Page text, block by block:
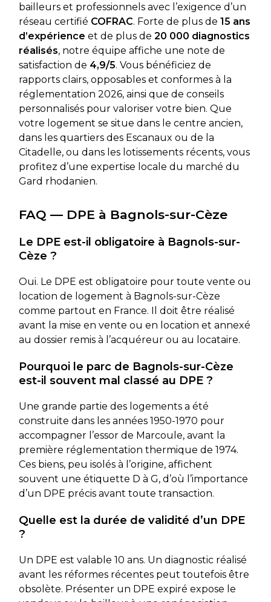
bailleurs et professionnels avec l’exigence d’un
réseau certifié COFRAC. Forte de plus de 15 ans
d’expérience et de plus de 20 000 diagnostics
réalisés, notre équipe affiche une note de
satisfaction de 4,9/5. Vous bénéficiez de
rapports clairs, opposables et conformes à la
réglementation 2026, ainsi que de conseils
personnalisés pour valoriser votre bien. Que
votre logement se situe dans le centre ancien,
dans les quartiers des Escanaux ou de la
Citadelle, ou dans les lotissements récents, vous
profitez d’une expertise locale du marché du
Gard rhodanien.
FAQ — DPE à Bagnols-sur-Cèze
Le DPE est-il obligatoire à Bagnols-sur-
Cèze ?
Oui. Le DPE est obligatoire pour toute vente ou
location de logement à Bagnols-sur-Cèze
comme partout en France. Il doit être réalisé
avant la mise en vente ou en location et annexé
au dossier remis à l’acquéreur ou au locataire.
Pourquoi le parc de Bagnols-sur-Cèze
est-il souvent mal classé au DPE ?
Une grande partie des logements a été
construite dans les années 1950-1970 pour
accompagner l’essor de Marcoule, avant la
première réglementation thermique de 1974.
Ces biens, peu isolés à l’origine, affichent
souvent une étiquette D à G, d’où l’importance
d’un DPE précis avant toute transaction.
Quelle est la durée de validité d’un DPE
?
Un DPE est valable 10 ans. Un diagnostic réalisé
avant les réformes récentes peut toutefois être
obsolète. Présenter un DPE expiré expose le